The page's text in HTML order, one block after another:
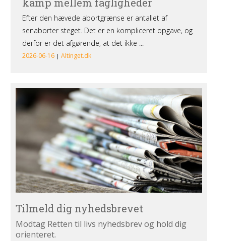
Tilmeld
dig
nyhedsbrevet
Tilmeld dig nyhedsbrevet
Modtag Retten til livs nyhedsbrev og hold dig
orienteret.